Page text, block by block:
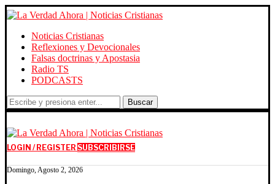
Noticias Cristianas
Reflexiones y Devocionales
Falsas doctrinas y Apostasia
Radio TS
PODCASTS
Buscar
LOGIN / REGISTER SUBSCRIBIRSE
Domingo, Agosto 2, 2026